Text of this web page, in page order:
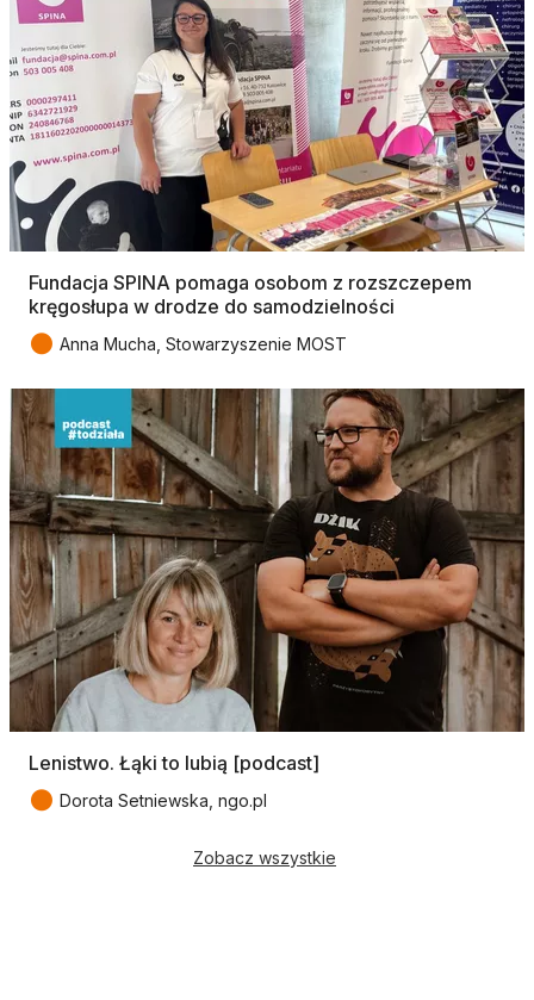
Fundacja SPINA pomaga osobom z rozszczepem
kręgosłupa w drodze do samodzielności
● Anna Mucha, Stowarzyszenie MOST
Lenistwo. Łąki to lubią [podcast]
● Dorota Setniewska, ngo.pl
Zobacz wszystkie